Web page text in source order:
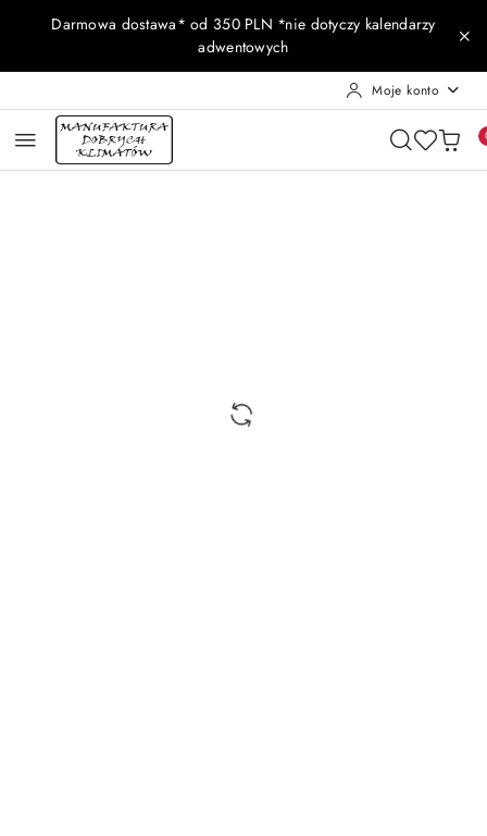
Przejdź do treści głównej
Przejdź do wyszukiwarki
Przejdź do moje konto
Przejdź do menu głównego
Przejdź do opisu produktu
Przejdź do stopki
Darmowa dostawa* od 350 PLN *nie dotyczy kalendarzy
adwentowych
Moje konto